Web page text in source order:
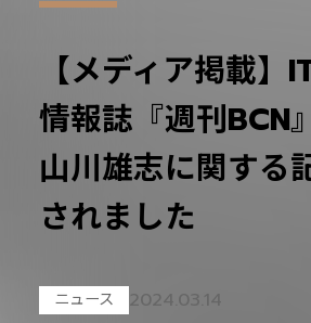
【メディア掲載】
情報誌『週刊BCN
山川雄志に関する
されました
ニュース 2024.03.14